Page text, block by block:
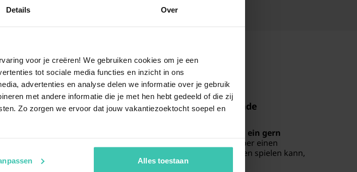
Details Over
voor je creëren! We gebruiken cookies om je een
tot sociale media functies en inzicht in ons
advertenties en analyse delen we informatie over je gebruik
met andere informatie die je met hen hebt gedeeld of die zij
Zo zorgen we ervoor dat jouw vakantiezoektocht soepel en
Alles toestaan
Sind in den Ferienhäusern in Panningen auch
Hunde
Hund ein gern
ist. Viele dieser Häuser verfügen zudem über einen
, sodass Ihr Vierbeiner sicher im Freien spielen kann,
während Sie entspannen.